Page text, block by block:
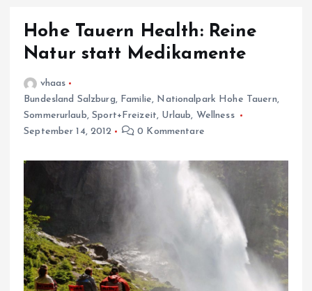
Hohe Tauern Health: Reine
Natur statt Medikamente
vhaas
Bundesland Salzburg, Familie, Nationalpark Hohe Tauern,
Sommerurlaub,Sport+Freizeit, Urlaub, Wellness
September 14, 2012
0 Kommentare